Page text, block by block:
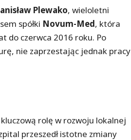
Plewako, wieloletni
spółki Novum-Med, która
do czerwca 2016 roku. Po
nie zaprzestając jednak pracy
rolę w rozwoju lokalnej
przeszedł istotne zmiany